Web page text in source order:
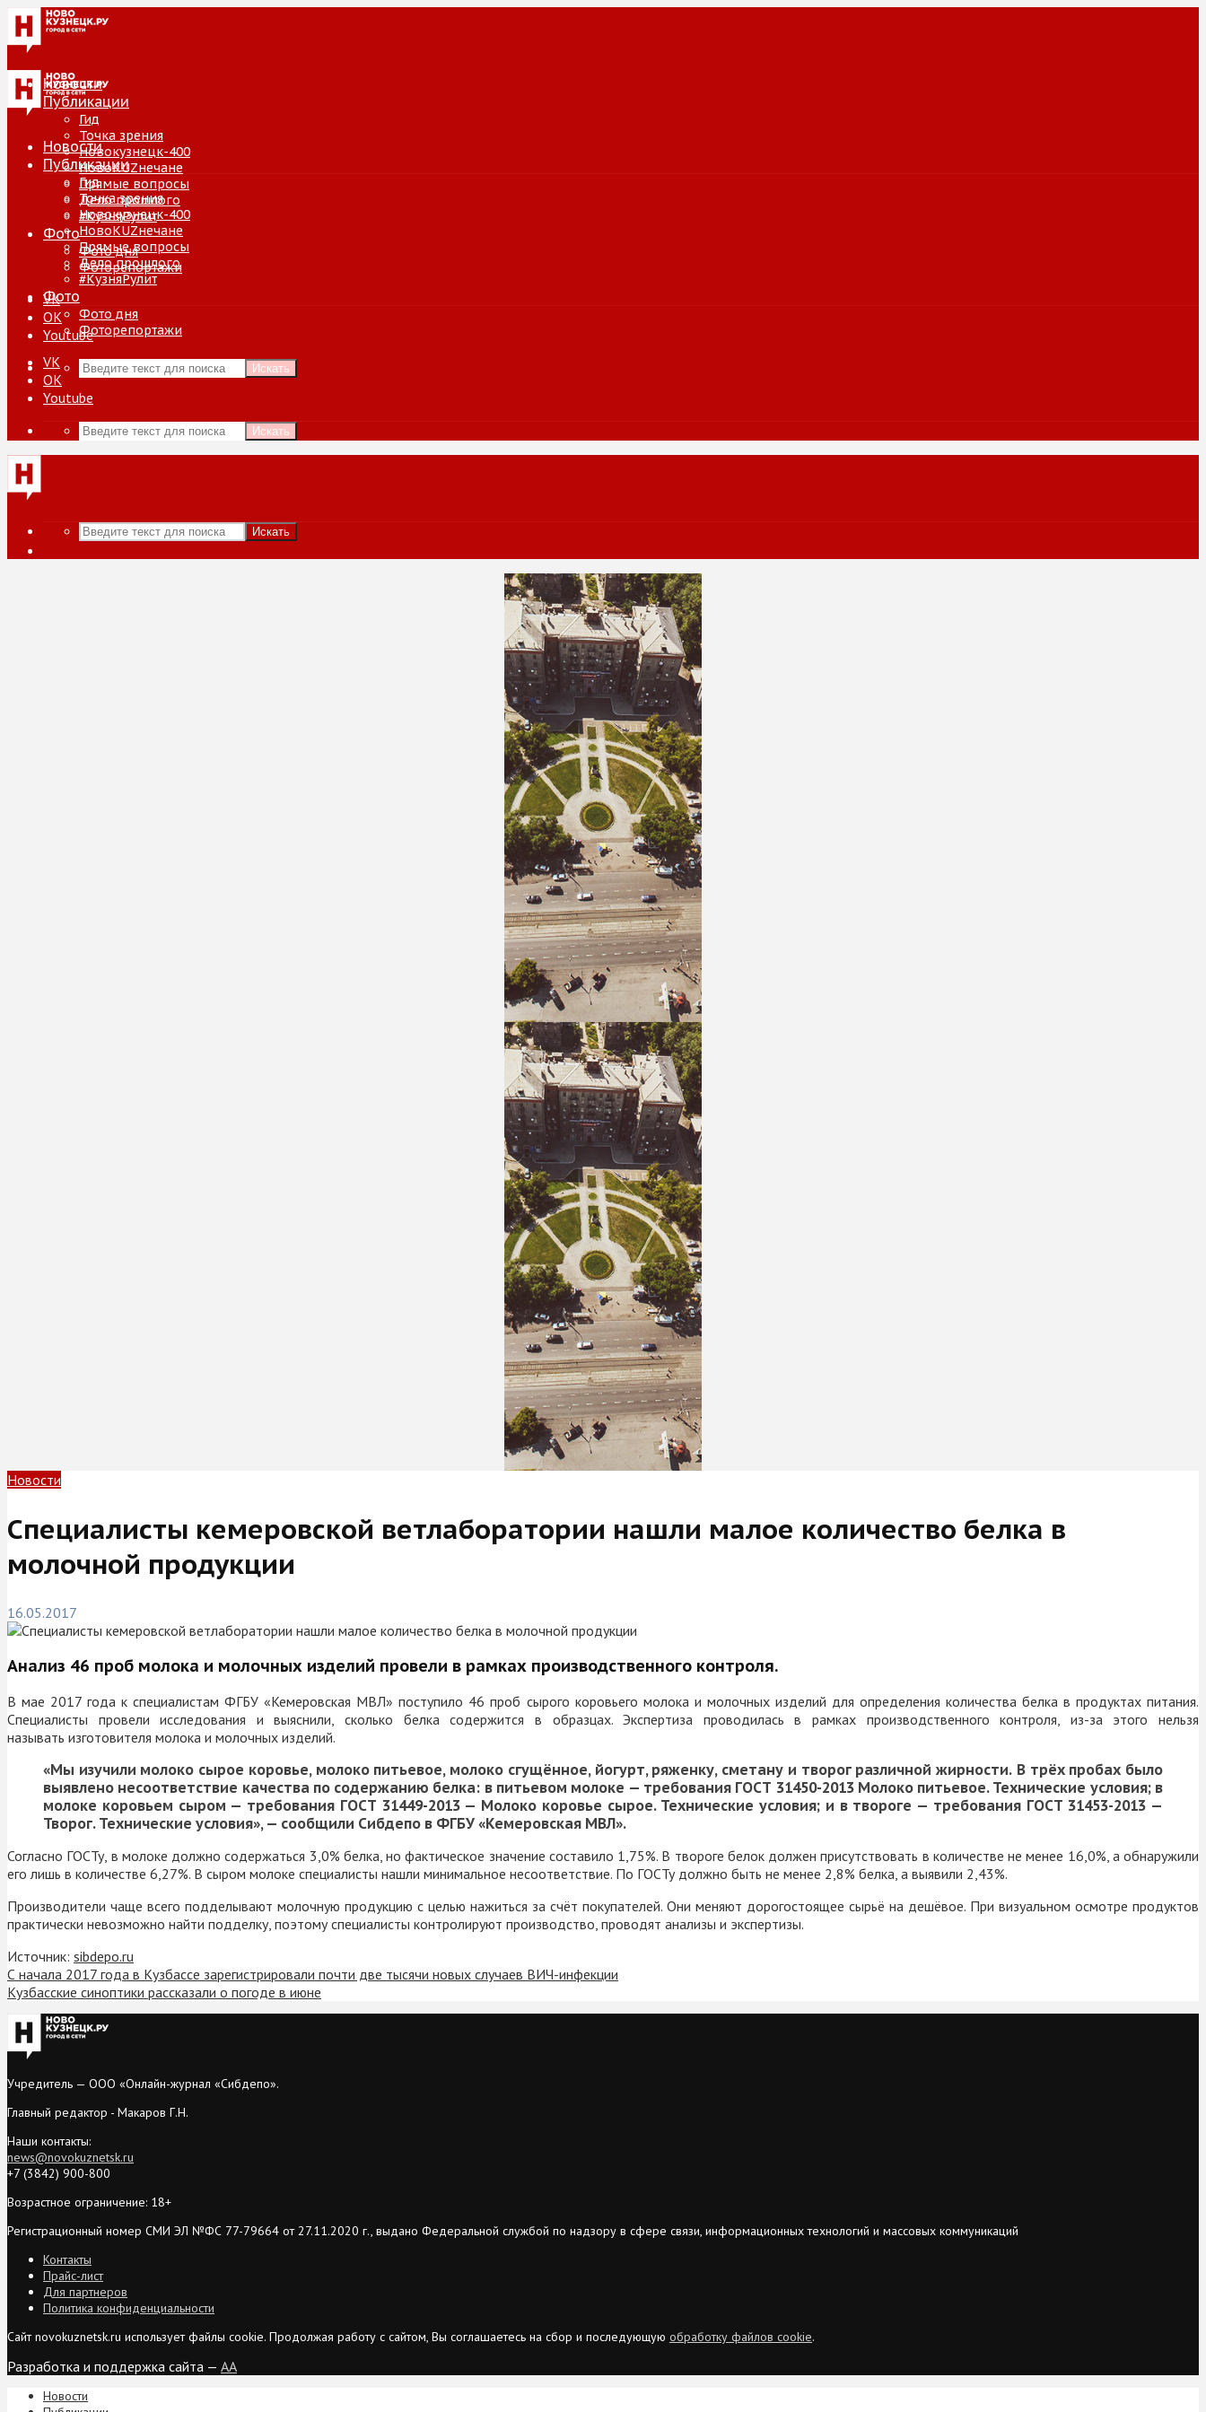
Новости
Публикации
Гид
Точка зрения
Новокузнецк-400
НовоKUZнечане
Прямые вопросы
Дело прошлого
#КузняРулит
Фото
Фото дня
Фоторепортажи
VK
ОК
Youtube
Искать
Новости
Публикации
Гид
Точка зрения
Новокузнецк-400
НовоKUZнечане
Прямые вопросы
Дело прошлого
#КузняРулит
Фото
Фото дня
Фоторепортажи
VK
ОК
Youtube
Искать
Искать
Новости
Специалисты кемеровской ветлаборатории нашли малое количество белка в
молочной продукции
16.05.2017
Анализ 46 проб молока и молочных изделий провели в рамках производственного контроля.
В мае 2017 года к специалистам ФГБУ «Кемеровская МВЛ» поступило 46 проб сырого коровьего молока и молочных изделий для определения количества белка в продуктах питания.
Специалисты провели исследования и выяснили, сколько белка содержится в образцах. Экспертиза проводилась в рамках производственного контроля, из-за этого нельзя
называть изготовителя молока и молочных изделий.
«Мы изучили молоко сырое коровье, молоко питьевое, молоко сгущённое, йогурт, ряженку, сметану и творог различной жирности. В трёх пробах было
выявлено несоответствие качества по содержанию белка: впитьевом молоке — требования ГОСТ 31450-2013 Молоко питьевое. Технические условия;в
молоке коровьем сыром — требования ГОСТ 31449-2013 — Молоко коровье сырое. Технические условия; и втвороге — требования ГОСТ 31453-2013 —
Творог. Технические условия», — сообщили Сибдепо в ФГБУ «Кемеровская МВЛ».
Согласно ГОСТу, в молоке должно содержаться 3,0% белка, но фактическое значение составило 1,75%. В твороге белок должен присутствовать в количестве не менее 16,0%, а обнаружили
его лишь в количестве 6,27%. В сыром молоке специалисты нашли минимальное несоответствие. По ГОСТу должно быть не менее 2,8% белка, а выявили 2,43%.
Производители чаще всего подделывают молочную продукцию с целью нажиться за счёт покупателей. Они меняют дорогостоящее сырьё на дешёвое. При визуальном осмотре продуктов
практически невозможно найти подделку, поэтому специалисты контролируют производство, проводят анализы и экспертизы.
Источник: sibdepo.ru
С начала 2017 года в Кузбассе зарегистрировали почти две тысячи новых случаев ВИЧ-инфекции
Кузбасские синоптики рассказали о погоде в июне
Учредитель — ООО «Онлайн-журнал «Сибдепо».
Главный редактор - Макаров Г.Н.
Наши контакты:
news@novokuznetsk.ru
+7 (3842) 900-800
Возрастное ограничение: 18+
Регистрационный номер СМИ ЭЛ №ФС 77-79664 от 27.11.2020 г., выдано Федеральной службой по надзору в сфере связи, информационных технологий и массовых коммуникаций
Контакты
Прайс-лист
Для партнеров
Политика конфиденциальности
Сайт novokuznetsk.ru использует файлы cookie. Продолжая работу с сайтом, Вы соглашаетесь на сбор и последующую обработку файлов cookie.
Разработка и поддержка сайта — AA
Новости